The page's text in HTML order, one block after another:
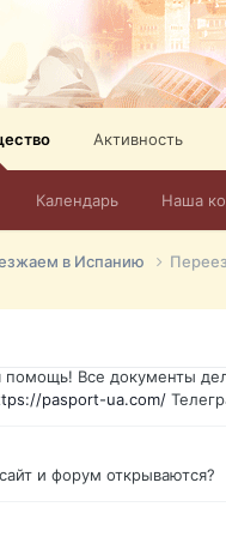
Календарь Наша
Активность
в Испанию
526-384-339
свой аккаунт из
и возникла
помощь! Все документы
pasport-ua.com/
и форум открываются?